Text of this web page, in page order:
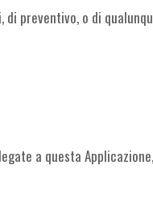
preventivo, o di
a questa